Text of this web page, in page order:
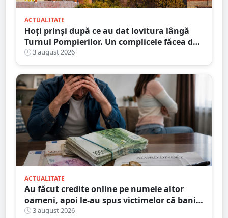
ACTUALITATE
Hoți prinși după ce au dat lovitura lângă
Turnul Pompierilor. Un complicele făcea de
pază
3 august 2026
ACTUALITATE
Au făcut credite online pe numele altor
oameni, apoi le-au spus victimelor că banii
sunt din... moștenire
3 august 2026